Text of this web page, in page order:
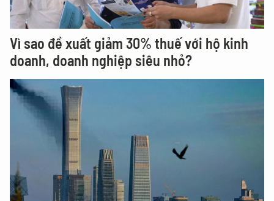
Vì sao đề xuất giảm 30% thuế với hộ kinh
doanh, doanh nghiệp siêu nhỏ?